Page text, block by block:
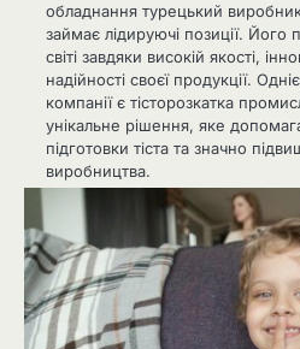
обладнання турецький
займає лідируючі позиції. Його
світі завдяки високій якості,
надійності своєї продукції.
компанії є тісторозкатка
унікальне рішення, яке
підготовки тіста та значно
виробництва.